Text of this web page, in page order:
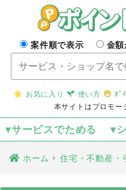
案件順で表示 金
お気に入り 使い方
ﾎﾟ
本サイトはプロモー
▾サービスでためる ▾
ホーム 住宅・不動産・